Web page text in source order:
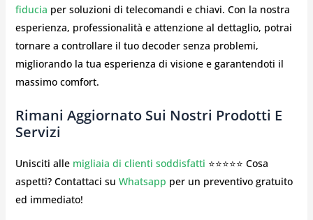
fiducia per soluzioni di telecomandi e chiavi. Con la nostra
esperienza, professionalità e attenzione al dettaglio, potrai
tornare a controllare il tuo decoder senza problemi,
migliorando la tua esperienza di visione e garantendoti il
massimo comfort.
Rimani Aggiornato Sui Nostri Prodotti E
Servizi
Unisciti alle migliaia di clienti soddisfatti ⭐⭐⭐⭐⭐ Cosa
aspetti? Contattaci su Whatsapp per un preventivo gratuito
ed immediato!